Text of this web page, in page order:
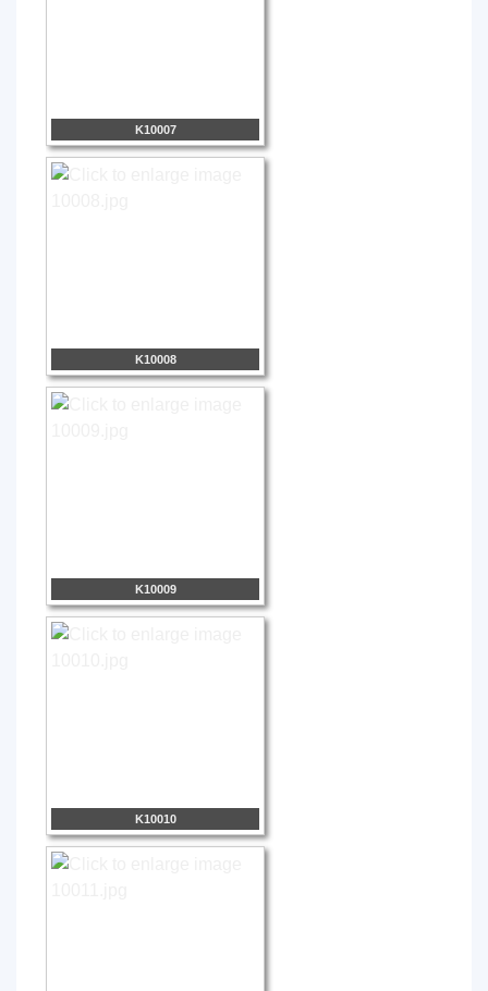
K10007
K10008
K10009
K10010